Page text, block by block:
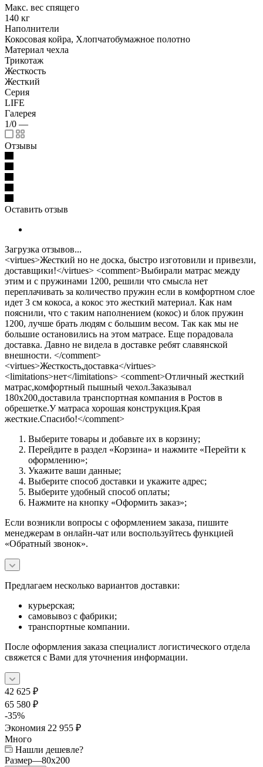
Макс. вес спящего
140 кг
Наполнители
Кокосовая койра, Хлопчатобумажное полотно
Материал чехла
Трикотаж
Жесткость
Жесткий
Серия
LIFE
Галерея
1/0 —
Отзывы
Оставить отзыв
Загрузка отзывов...
<virtues>Жесткий но не доска, быстро изготовили и привезли,
доставщики!</virtues> <comment>Выбирали матрас между
этим и с пружинами 1200, решили что смысла нет
переплачивать за количество пружин если в комфортном слое
идет 3 см кокоса, а кокос это жесткий материал. Как нам
пояснили, что с таким наполнением (кокос) и блок пружин
1200, лучше брать людям с большим весом. Так как мы не
большие остановились на этом матрасе. Еще порадовала
доставка. Давно не видела в доставке ребят славянской
внешности. </comment>
<virtues>Жесткость,доставка</virtues>
<limitations>нет</limitations> <comment>Отличный жесткий
матрас,комфортный пышный чехол.Заказывал
180х200,доставила транспортная компания в Ростов в
обрешетке.У матраса хорошая конструкция.Края
жесткие.Спасибо!</comment>
Выберите товары и добавьте их в корзину;
Перейдите в раздел «Корзина» и нажмите «Перейти к
оформлению»;
Укажите ваши данные;
Выберите способ доставки и укажите адрес;
Выберите удобный способ оплаты;
Нажмите на кнопку «Оформить заказ»;
Если возникли вопросы с оформлением заказа, пишите
менеджерам в онлайн-чат или воспользуйтесь функцией
«Обратный звонок».
Предлагаем несколько вариантов доставки:
курьерская;
самовывоз с фабрики;
транспортные компании.
После оформления заказа специалист логистического отдела
свяжется с Вами для уточнения информации.
42 625 ₽
65 580 ₽
-35%
Экономия 22 955 ₽
Много
Нашли дешевле?
Размер—80x200